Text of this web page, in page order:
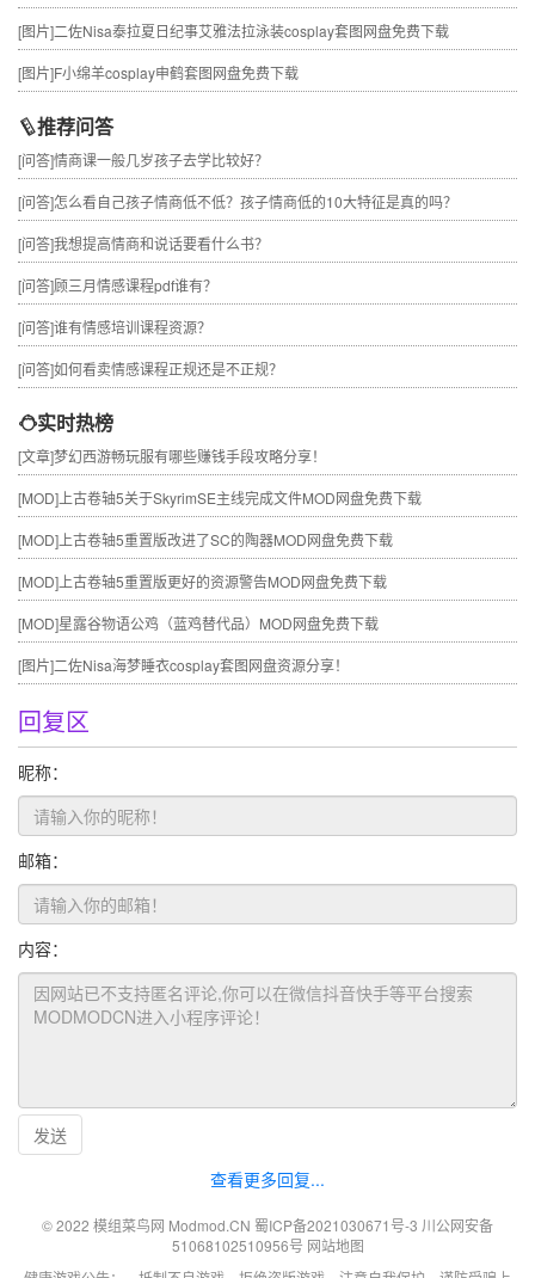
[图片]二佐Nisa泰拉夏日纪事艾雅法拉泳装cosplay套图网盘免费下载
[图片]F小绵羊cosplay申鹤套图网盘免费下载
推荐问答
[问答]情商课一般几岁孩子去学比较好？
[问答]怎么看自己孩子情商低不低？孩子情商低的10大特征是真的吗？
[问答]我想提高情商和说话要看什么书？
[问答]顾三月情感课程pdf谁有？
[问答]谁有情感培训课程资源？
[问答]如何看卖情感课程正规还是不正规？
实时热榜
[文章]梦幻西游畅玩服有哪些赚钱手段攻略分享！
[MOD] 上古卷轴5关于SkyrimSE主线完成文件MOD网盘免费下载
[MOD] 上古卷轴5重置版改进了SC的陶器MOD网盘免费下载
[MOD] 上古卷轴5重置版更好的资源警告MOD网盘免费下载
[MOD]星露谷物语公鸡（蓝鸡替代品）MOD网盘免费下载
[图片]二佐Nisa海梦睡衣cosplay套图网盘资源分享！
回复区
昵称：
邮箱：
内容：
发送
查看更多回复...
© 2022 模组菜鸟网 Modmod.CN 蜀ICP备2021030671号-3 川公网安备
51068102510956号 网站地图